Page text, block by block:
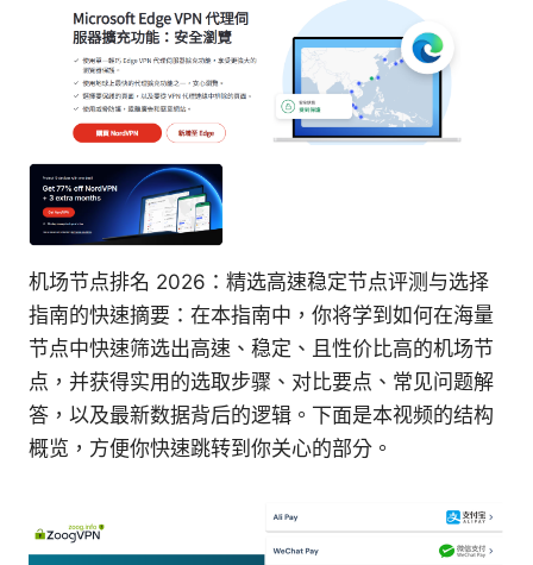
机场节点排名 2026：精选高速稳定节点评测与选择
指南的快速摘要：在本指南中，你将学到如何在海量
节点中快速筛选出高速、稳定、且性价比高的机场节
点，并获得实用的选取步骤、对比要点、常见问题解
答，以及最新数据背后的逻辑。下面是本视频的结构
概览，方便你快速跳转到你关心的部分。